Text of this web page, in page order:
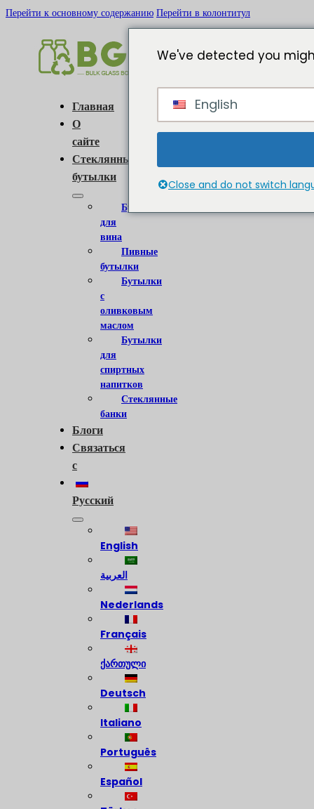
Перейти к основному содержанию Перейти в колонтитул
Главная
О
сайте
Стеклянные
бутылки
Бутылки
для
вина
Пивные
бутылки
Бутылки
с
оливковым
маслом
Бутылки
для
спиртных
напитков
Стеклянные
банки
Блоги
Связаться
с
Русский
English
العربية
Nederlands
Français
ქართული
Deutsch
Italiano
Português
Español
We've detected you
English
Close and do not switch